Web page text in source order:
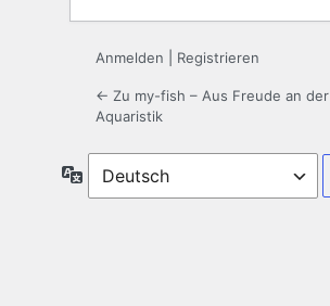
Anmelden Registrieren
← Zu my-fish – Aus Freude an der
Aquaristik
Sprache